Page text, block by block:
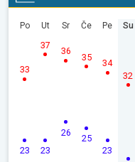
Po
23
33
Ut
23
37
Sr
26
36
Če
25
35
Pe
23
34
Su
32